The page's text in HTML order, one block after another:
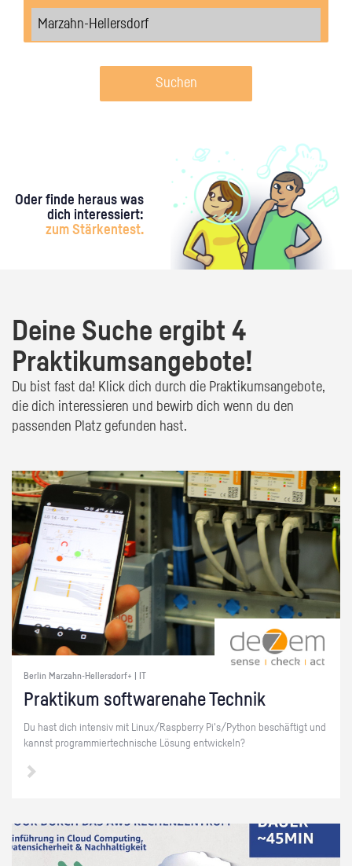
Suchen
Oder finde heraus was
dich interessiert:
zum Stärkentest.
Deine Suche ergibt 4
Praktikumsangebote!
Du bist fast da! Klick dich durch die Praktikumsangebote,
die dich interessieren und bewirb dich wenn du den
passenden Platz gefunden hast.
Berlin Marzahn-Hellersdorf+ | IT
Prak­ti­kum soft­ware­na­he Tech­nik
Du hast dich in­ten­siv mit Linux/Raspber­ry Pi's/Py­thon be­schäf­tigt und
kannst pro­gram­mier­tech­ni­sche Lö­sung ent­wi­ckeln?